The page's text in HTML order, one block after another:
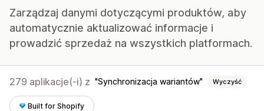
Zarządzaj danymi dotyczącymi produktów, aby
automatycznie aktualizować informacje i
prowadzić sprzedaż na wszystkich platformach.
279 aplikacje(-i) z Synchronizacja wariantów Wyczyść
Built for Shopify